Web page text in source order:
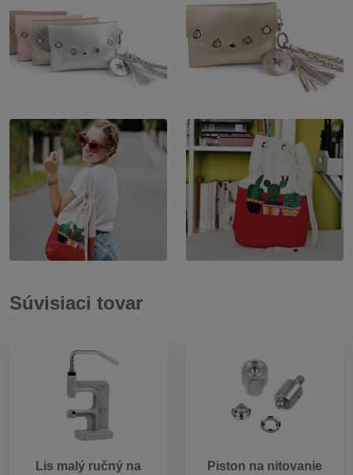
Súvisiaci tovar
Lis malý ručný na
Piston na nitovanie